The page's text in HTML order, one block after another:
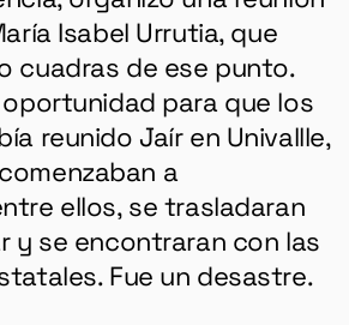
Isabel Urrutia, que
cuadras de ese punto.
oportunidad para que los
reunido Jaír en Univallle,
a
ellos, se trasladaran
y se encontraran con las
Fue un desastre.